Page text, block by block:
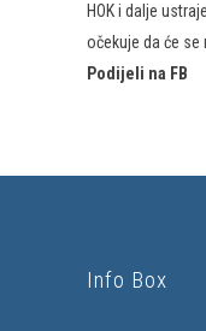
HOK i dalje
očekuje da će se
Podijeli na FB
Info Box